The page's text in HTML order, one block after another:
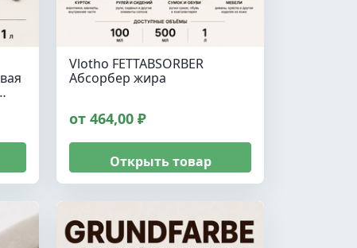
Vlotho FETTABSORBER
Абсорбер жира
от 464,00 ₽
Открыть товар